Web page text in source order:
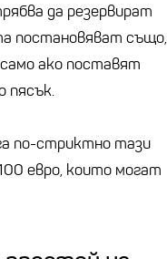
да резервират
постановяват също,
ако поставят
пясък.
по-стриктно тази
евро, които могат